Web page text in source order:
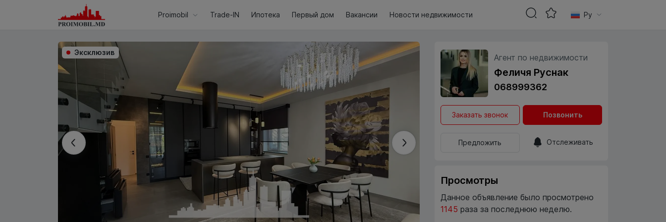
Эксклюзив
Агент по недвижимости
Феличя Руснак
068999362
Заказать звонок Позвонить
Предложить Отслеживать
Просмотры
Данное объявление было просмотрено
1145 раза за последнюю неделю.
Proimobil Trade-IN Ипотека Первый дом Вакансии Новости недвижимости Ру